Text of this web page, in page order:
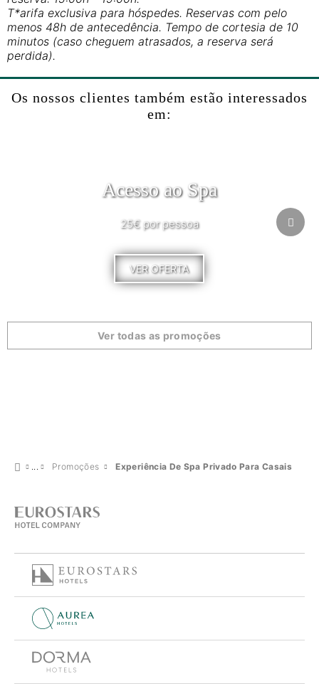
T*arifa exclusiva para hóspedes. Reservas com pelo
menos 48h de antecedência. Tempo de cortesia de 10
minutos (caso cheguem atrasados, a reserva será
perdida).
Os nossos clientes também estão interessados
em:
Acesso ao Spa
25€ por pessoa
VER OFERTA
Ver todas as promoções
Promoções Experiência De Spa Privado Para Casais